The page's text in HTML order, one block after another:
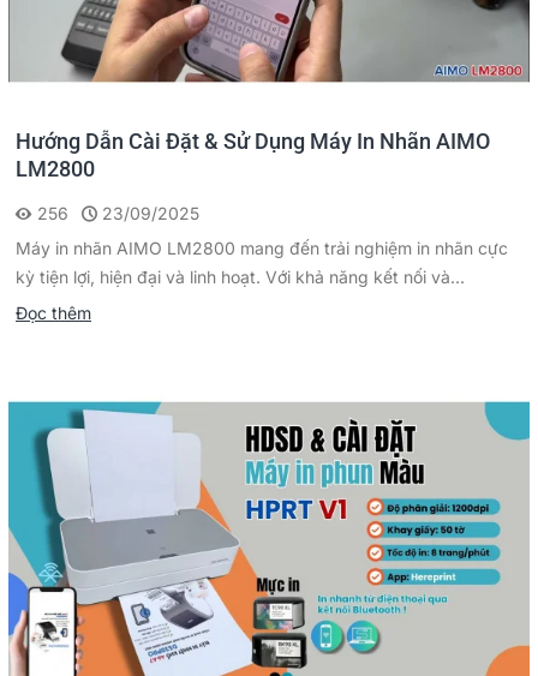
Hướng Dẫn Cài Đặt & Sử Dụng Máy In Nhãn AIMO
LM2800
256
23/09/2025
Máy in nhãn AIMO LM2800 mang đến trải nghiệm in nhãn cực
kỳ tiện lợi, hiện đại và linh hoạt. Với khả năng kết nối và...
Đọc thêm